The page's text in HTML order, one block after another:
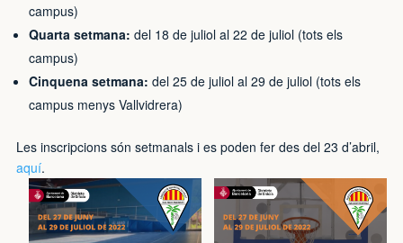
campus)
Quarta setmana: del 18 de juliol al 22 de juliol (tots els
campus)
Cinquena setmana: del 25 de juliol al 29 de juliol (tots els
campus menys Vallvidrera)
Les inscripcions són setmanals i es poden fer des del 23 d’abril,
aquí.